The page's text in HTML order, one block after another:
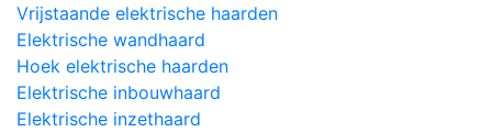
Vrijstaande elektrische haarden
Elektrische wandhaard
Hoek elektrische haarden
Elektrische inbouwhaard
Elektrische inzethaard